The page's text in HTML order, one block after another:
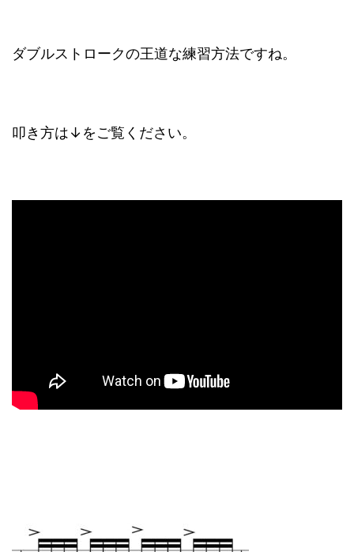
ダブルストロークの王道な練習方法ですね。
叩き方は↓をご覧ください。